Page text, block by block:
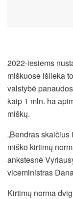
2022-iesiems
miškuose išlieka
valstybė
kaip 1 mln. ha
miškų.
„Bendras
miško kirtimų
ankstesnė
viceministras
Kirtimų norma